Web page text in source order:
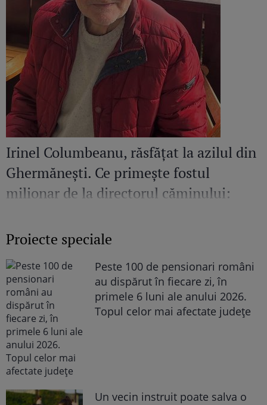
Irinel Columbeanu, răsfățat la azilul din
Ghermănești. Ce primește fostul
milionar de la directorul căminului:
Proiecte speciale
Peste 100 de pensionari români
au dispărut în fiecare zi, în
primele 6 luni ale anului 2026.
Topul celor mai afectate județe
Un vecin instruit poate salva o